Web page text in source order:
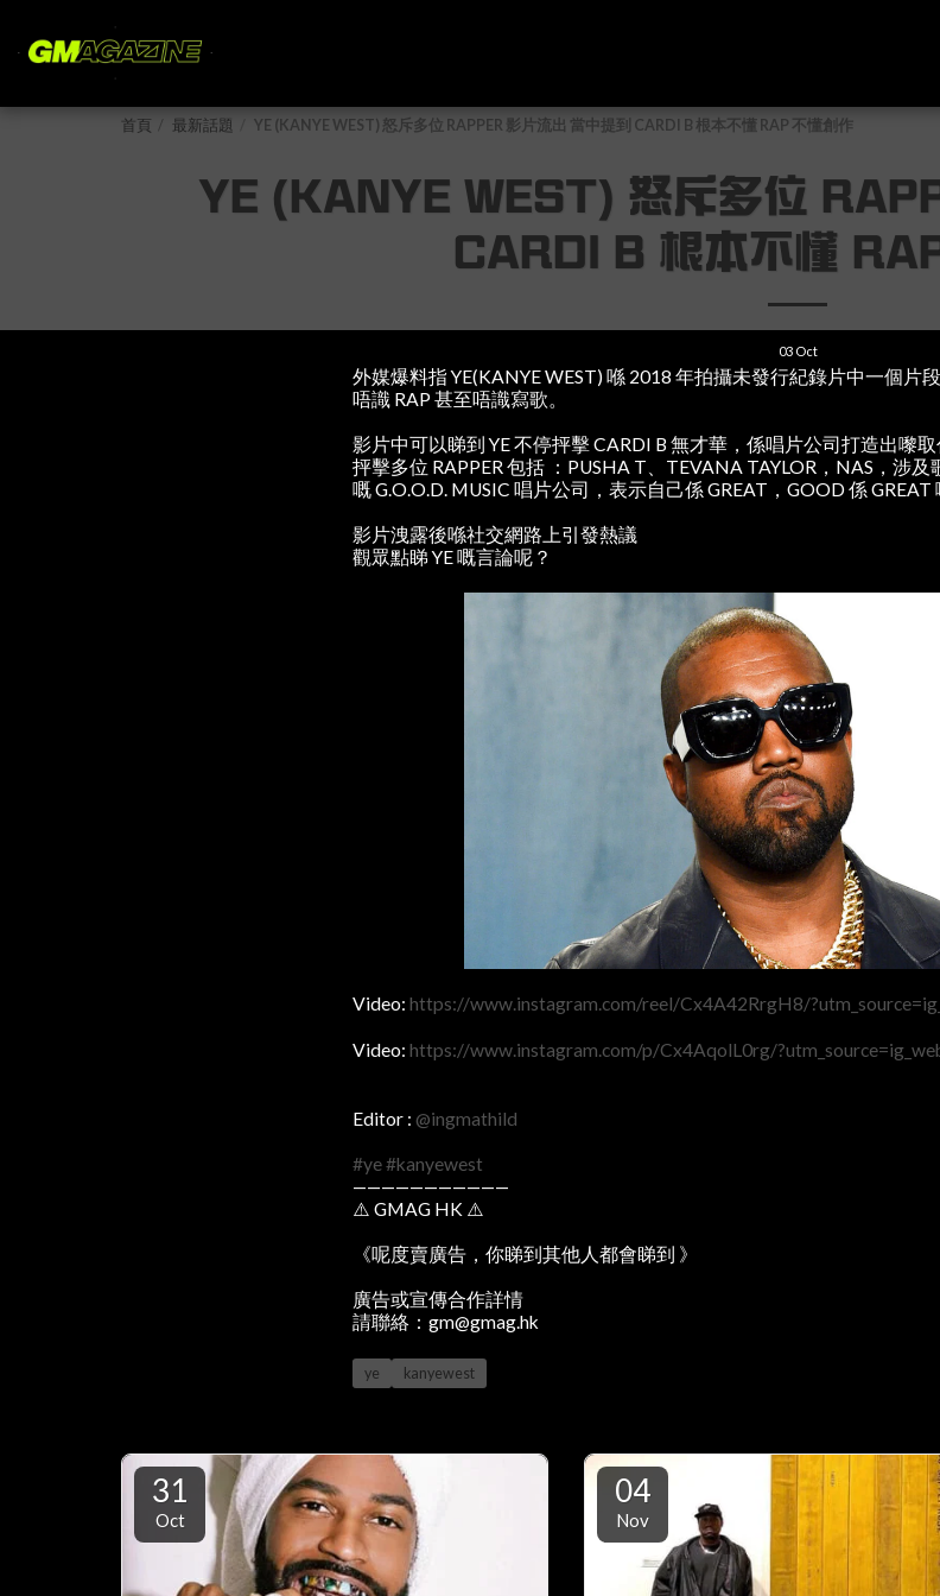
首頁 最新話題 YE (KANYE WEST) 怒斥多位 RAPPER 影片流出 當中提到 CARDI B 根本不懂 RAP 不懂創作
YE (KANYE WEST) 怒斥多位
CARDI B 根本不懂
03 Oct
外媒爆料指 YE(KANYE WEST) 喺 2018 年拍攝未發行紀錄片中一個片
唔識 RAP 甚至唔識寫歌。
影片中可以睇到 YE 不停抨擊 CARDI B 無才華，係唱片公司打造出嚟
抨擊多位 RAPPER 包括 ：PUSHA T、TEVANA TAYLOR，NAS，涉
嘅 G.O.O.D. MUSIC 唱片公司，表示自己係 GREAT，GOOD 係
影片洩露後喺社交網路上引發熱議
觀眾點睇 YE 嘅言論呢？
Video: https://www.instagram.com/reel/Cx4A42RrgH8/
Video: https://www.instagram.com/p/Cx4AqolL0rg/
Editor : @ingmathild
#ye#kanyewest
———————————
⚠️ GMAG HK ⚠️
《呢度賣廣告，你睇到其他人都會睇到 》
廣告或宣傳合作詳情
請聯絡：gm@gmag.hk
ye kanyewest
31
Oct
04
Nov